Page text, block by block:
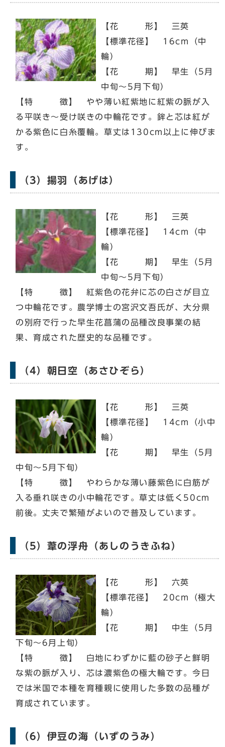
【花 形】 三英
【標準花径】 16cm（中
輪）
【花 期】 早生（5月
中旬～5月下旬）
【特 徴】 やや薄い紅紫地に紅紫の脈が入
る平咲き～受け咲きの中輪花です。鉾と芯は紅が
かる紫色に白糸覆輪。草丈は130cm以上に伸びま
す。
（3）揚羽（あげは）
【花 形】 三英
【標準花径】 14cm（中
輪）
【花 期】 早生（5月
中旬～5月下旬）
【特 徴】 紅紫色の花弁に芯の白さが目立
つ中輪花です。農学博士の宮沢文吾氏が、大分県
の別府で行った早生花菖蒲の品種改良事業の結
果、育成された歴史的な品種です。
（4）朝日空（あさひぞら）
【花 形】 三英
【標準花径】 14cm（小中
輪）
【花 期】 早生（5月
中旬～5月下旬）
【特 徴】 やわらかな薄い藤紫色に白筋が
入る垂れ咲きの小中輪花です。草丈は低く50cm
前後。丈夫で繁殖がよいので普及しています。
（5）葦の浮舟（あしのうきふね）
【花 形】 六英
【標準花径】 20cm（極大
輪）
【花 期】 中生（5月
下旬～6月上旬）
【特 徴】 白地にわずかに藍の砂子と鮮明
な紫の脈が入り、芯は濃紫色の極大輪です。今日
では米国で本種を育種親に使用した多数の品種が
育成されています。
（6）伊豆の海（いずのうみ）